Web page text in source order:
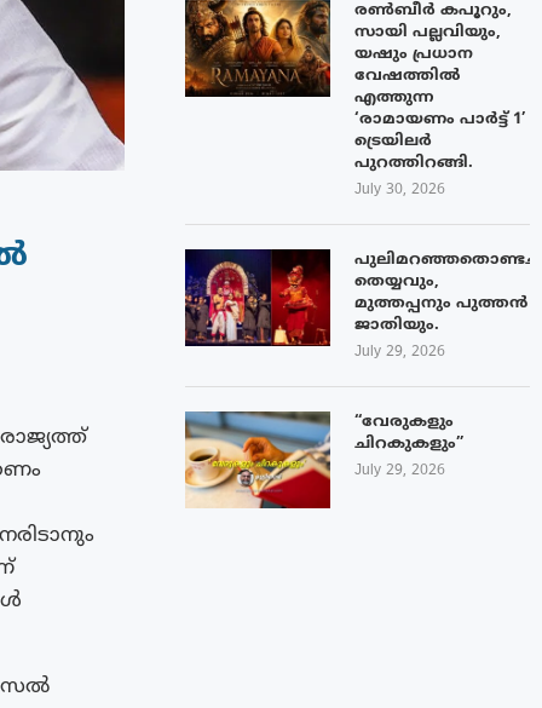
രൺബീർ കപൂറും,
സായി പല്ലവിയും,
യഷും പ്രധാന
വേഷത്തിൽ
എത്തുന്ന
‘രാമായണം പാർട്ട് 1’
ട്രെയിലർ
പുറത്തിറങ്ങി.
July 30, 2026
തെയ്യവും,
മുത്തപ്പനും പുത്തൻ
ജാതിയും.
July 29, 2026
“വേരുകളും
ചിറകുകളും”
July 29, 2026